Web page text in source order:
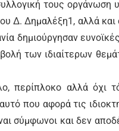
τους ορ­γά­νω­ση
Δ. Δη­μα­λέ­ξη1, αλ­λά και
δη­μιούρ­γη­σαν
των ι­διαί­τε­ρων
πε­ρί­πλο­κο αλ­λά ό­χι
που α­φο­ρά τις
σύμ­φω­νοι και δεν